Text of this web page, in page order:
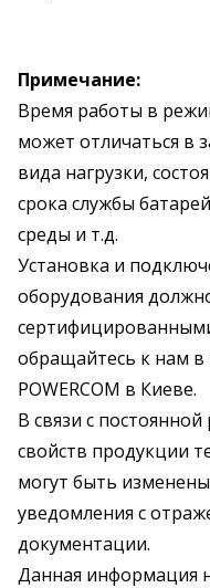
Примечание:
Время работы в
может отличаться в
вида нагрузки,
срока службы
среды и т.д.
Установка и
оборудования
обращайтесь к нам в
POWERCOM в Киеве.
В связи с
свойств продукции
могут быть
уведомления с
документации.
Данная информация